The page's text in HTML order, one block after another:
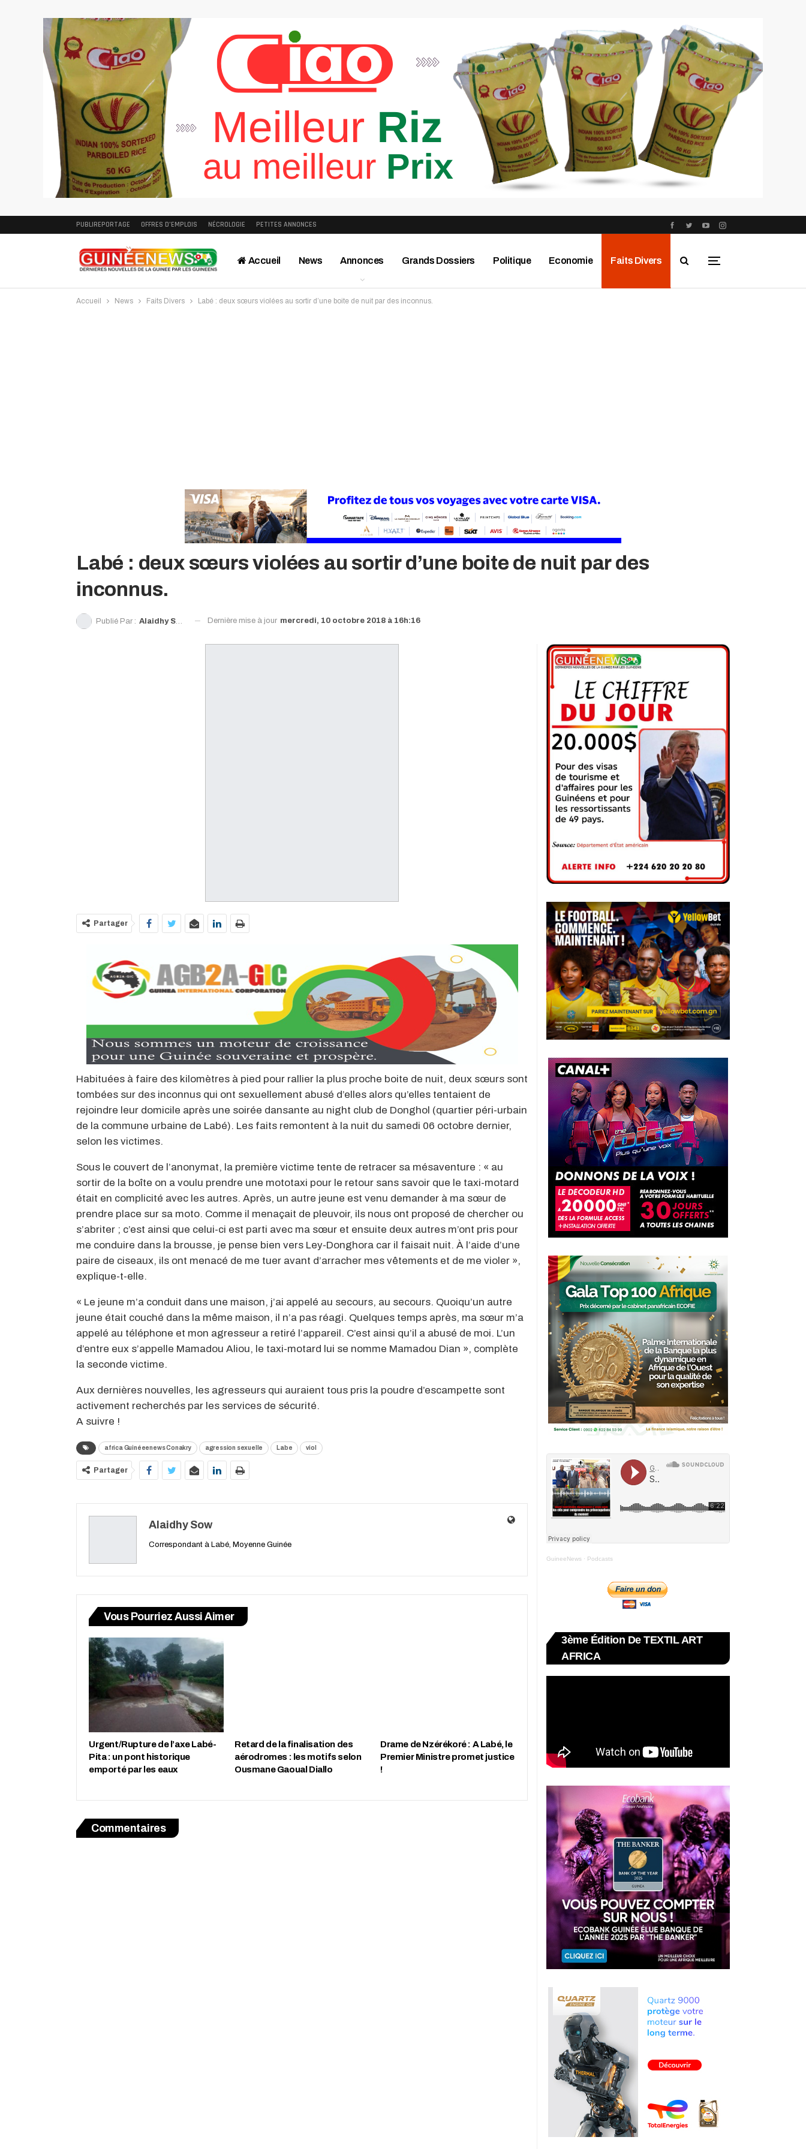
PUBLIREPORTAGE OFFRES D’EMPLOIS NÉCROLOGIE PETITES ANNONCES
Accueil News Annonces Grands Dossiers Politique Economie Faits Divers
Accueil News Faits Divers Labé : deux sœurs violées au sortir d’une boite de nuit par des inconnus.
Labé : deux sœurs violées au sortir d’une boite de nuit par des
inconnus.
Publié Par : Alaidhy Sow Dernière mise à jour mercredi, 10 octobre 2018 à 16h:16
Partager
Habituées à faire des kilomètres à pied pour rallier la plus proche boite de nuit, deux sœurs sont
tombées sur des inconnus qui ont sexuellement abusé d’elles alors qu’elles tentaient de
rejoindre leur domicile après une soirée dansante au night club de Donghol (quartier péri-urbain
de la commune urbaine de Labé). Les faits remontent à la nuit du samedi 06 octobre dernier,
selon les victimes.
Sous le couvert de l’anonymat, la première victime tente de retracer sa mésaventure : « au
sortir de la boîte on a voulu prendre une mototaxi pour le retour sans savoir que le taxi-motard
était en complicité avec les autres. Après, un autre jeune est venu demander à ma sœur de
prendre place sur sa moto. Comme il menaçait de pleuvoir, ils nous ont proposé de chercher ou
s’abriter ; c’est ainsi que celui-ci est parti avec ma sœur et ensuite deux autres m’ont pris pour
me conduire dans la brousse, je pense bien vers Ley-Donghora car il faisait nuit. À l’aide d’une
paire de ciseaux, ils ont menacé de me tuer avant d’arracher mes vêtements et de me violer »,
explique-t-elle.
« Le jeune m’a conduit dans une maison, j’ai appelé au secours, au secours. Quoiqu’un autre
jeune était couché dans la même maison, il n’a pas réagi. Quelques temps après, ma sœur m’a
appelé au téléphone et mon agresseur a retiré l’appareil. C’est ainsi qu’il a abusé de moi. L’un
d’entre eux s’appelle Mamadou Aliou, le taxi-motard lui se nomme Mamadou Dian », complète
la seconde victime.
Aux dernières nouvelles, les agresseurs qui auraient tous pris la poudre d’escampette sont
activement recherchés par les services de sécurité.
A suivre !
africa Guinéeenews Conakry agression sexuelle Labe viol
Partager
Alaidhy Sow
Correspondant à Labé, Moyenne Guinée
Vous Pourriez Aussi Aimer
Urgent/Rupture de l’axe Labé-
Pita : un pont historique
emporté par les eaux
Retard de la finalisation des
aérodromes : les motifs selon
Ousmane Gaoual Diallo
Drame de Nzérékoré : A Labé, le
Premier Ministre promet justice
!
Commentaires
GuineeNews · Podcasts
3ème Édition De TEXTIL ART
AFRICA